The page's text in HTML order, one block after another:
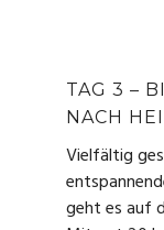
TAG 3 –
NACH
Vielfältig
geht es auf